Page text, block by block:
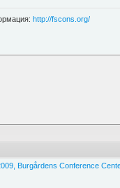
http://fscons.org/
Burgårdens Conference